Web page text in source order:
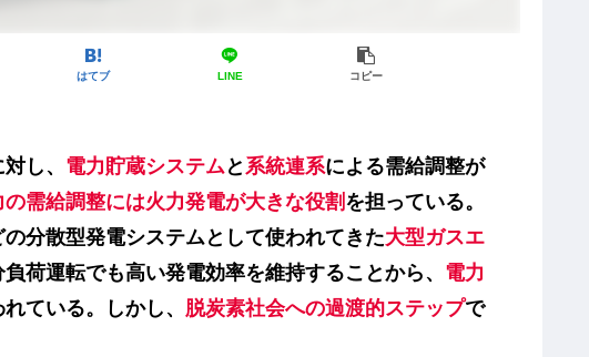
はてブ LINE コピー
し、 電力貯蔵システムと系統連系による需給調整が
の需給調整には火力発電が大きな役割 を担っている。
分散型発電システムとして使われてきた大型ガスエ
荷運転でも高い発電効率を維持することから、 電力
ている。しかし、 脱炭素社会への過渡的ステップで